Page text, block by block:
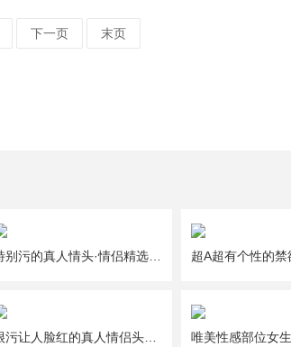
下一页 末页